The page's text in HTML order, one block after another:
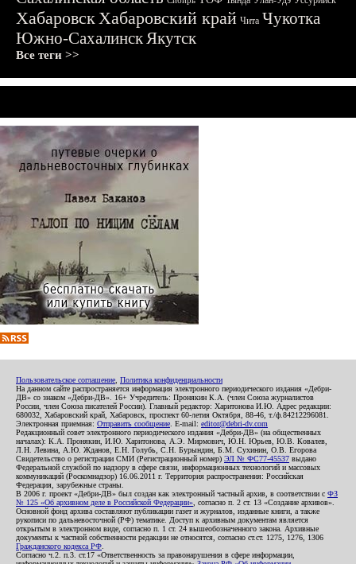
ХабаровскХабаровский край Чита Чукотка
Южно-СахалинскЯкутск
Все теги >>
Пользовательское соглашение Политика конфиденциальности
На данном сайте распространяется информация электронного периодического издания «Дебри-
ДВ» со знаком «Дебри-ДВ». 16+ Учредитель: Пронякин К.А. (член Союза журналистов
России, член Союза писателей России). Главный редактор: Харитонова И.Ю. Адрес редакции:
680032, Хабаровский край, Хабаровск, проспект 60-летия Октября, 88-46, т./ф.84212296081.
Электронная приемная: Отправить сообщение . E-mail: editor@debri-dv.com
Редакционный совет электронного периодического издания «Дебри-ДВ» (на общественных
началах): К.А. Пронякин, И.Ю. Харитонова, А.Э. Мирмович, Ю.Н. Юрьев, Ю.В. Ковалев,
Л.Н. Левина, А.Ю. Жданов, Е.Н. Голубь, С.Н. Бурындин, Б.М. Сухинин, О.В. Егорова
Свидетельство о регистрации СМИ (Регистрационный номер) ЭЛ № ФС77-45537 выдано
Федеральной службой по надзору в сфере связи, информационных технологий и массовых
коммуникаций (Роскомнадзор) 16.06.2011 г. Территория распространения: Российская
Федерация, зарубежные страны.
В 2006 г. проект «Дебри-ДВ» был создан как электронный частный архив, в соответствии с ФЗ
№ 125 «Об архивном деле в Российской Федерации» , согласно п. 2 ст. 13 «Создание архивов».
Основной фонд архива составляют публикации газет и журналов, изданные книги, а также
рукописи по дальневосточной (РФ) тематике. Доступ к архивным документам является
открытым в электронном виде, согласно п. 1 ст. 24 вышеобозначенного закона. Архивные
документы к частной собственности редакции не относятся, согласно ст.ст. 1275, 1276, 1306
Гражданского кодекса РФ
Согласно ч.2. п.3. ст.17 «Ответственность за правонарушения в сфере информации,